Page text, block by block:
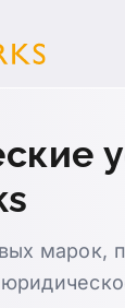
марок,